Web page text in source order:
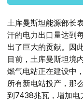
土库曼斯坦能源部长
汗的电力出口量达到
出了巨大的贡献。因
目前，土库曼斯坦境
燃气电站正在建设中
所有新电站投产，那
到7438兆瓦，增加电